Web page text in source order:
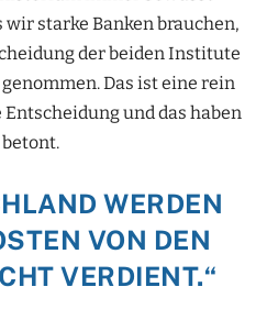
wir starke Banken brauchen,
der beiden Institute
Das ist eine rein
und das haben
WERDEN
VON DEN
VERDIENT.“